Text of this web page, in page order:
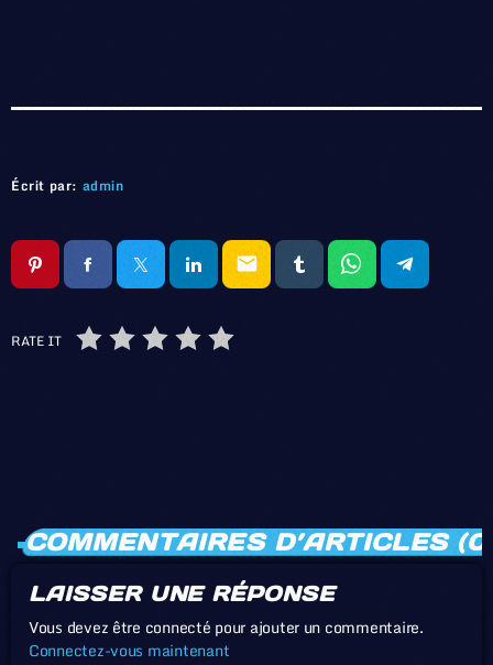
Écrit par: admin
email
RATE IT
COMMENTAIRES D’ARTICLES
LAISSER UNE RÉPONSE
Vous devez être connecté pour ajouter un commentaire.
Connectez-vous maintenant